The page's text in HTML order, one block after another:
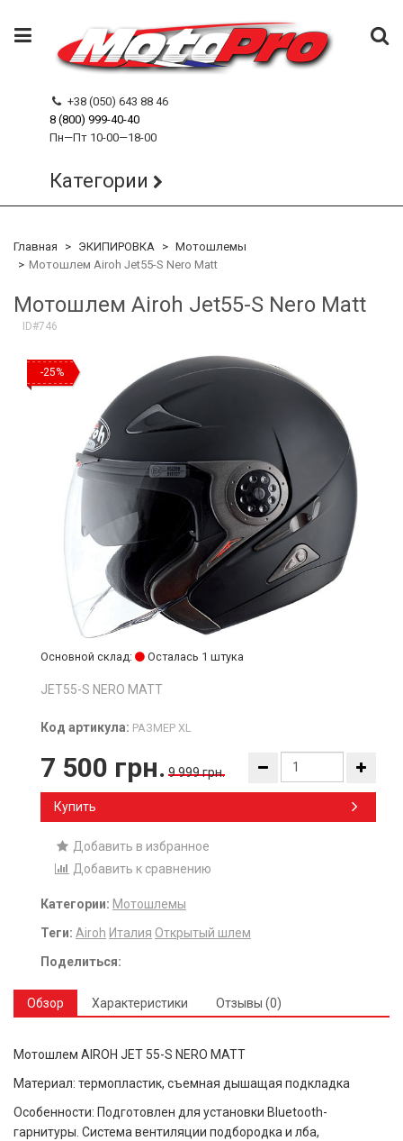
+38 (050) 643 88 46
8 (800) 999-40-40
Пн—Пт 10-00—18-00
Категории
Главная ЭКИПИРОВКА
Мотошлемы
Мотошлем Airoh Jet55-S Nero Matt
Мотошлем Airoh Jet55-S Nero Matt
ID#746
-25%
Основной склад: Осталась 1 штука
JET55-S NERO MATT
Код артикула: РАЗМЕР XL
7 500 грн. 9 999 грн.
Купить
Добавить в избранное
Добавить к сравнению
Категории: Мотошлемы
Теги: Airoh Италия Открытый шлем
Поделиться:
Обзор Характеристики Отзывы (0)
Мотошлем AIROH JET 55-S NERO MATT
Материал: термопластик, съемная дышащая подкладка
Особенности: Подготовлен для установки Bluetooth-
гарнитуры. Система вентиляции подбородка и лба,